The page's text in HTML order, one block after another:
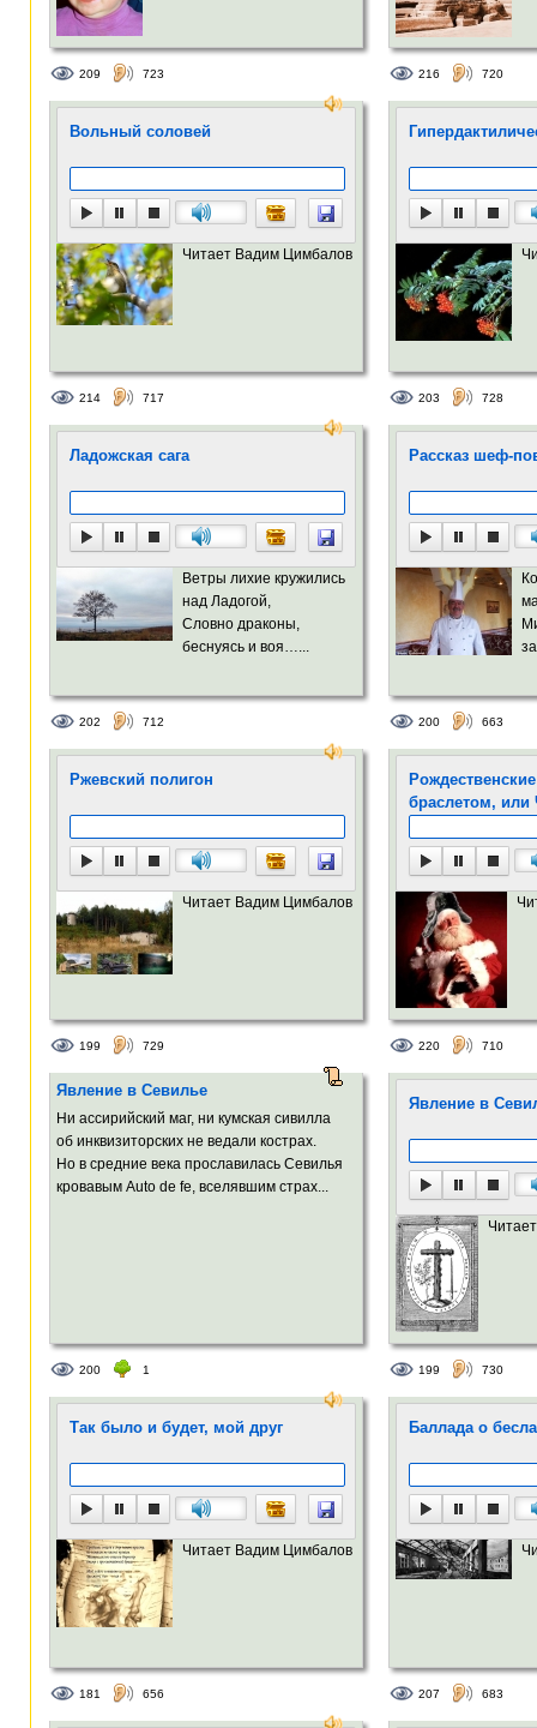
209 723 216 720
Вольный соловей
Читает Вадим Цимбалов
214 717 203 728
Ладожская сага
Ветры лихие кружились
над Ладогой,
Словно драконы,
беснуясь и воя…...
202 712
Рассказ шеф-
200 663
Ржевский полигон
Читает Вадим Цимбалов
199 729
браслетом, или
220 710
Явление в Севилье
Ни ассирийский маг, ни кумская сивилла
об инквизиторских не ведали кострах.
Но в средние века прославилась Севилья
кровавым Auto de fe, вселявшим страх...
200 1
Явление в
199 730
Так было и будет, мой друг
Читает Вадим Цимбалов
181 656
Баллада о
207 683